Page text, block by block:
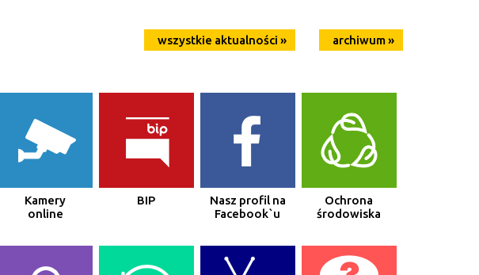
wszystkie aktualności » archiwum »
Kamery
online
BIP
Nasz profil na
Facebook`u
Ochrona
środowiska